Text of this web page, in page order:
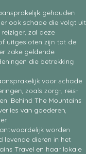
gehouden
ook schade die volgt uit
zal deze
uitgesloten zijn tot de
zake geldende
die betrekking
voor schade
zoals zorg-, reis-
Behind The Mountains
van goederen,
worden
levende dieren in het
Travel en haar lokale